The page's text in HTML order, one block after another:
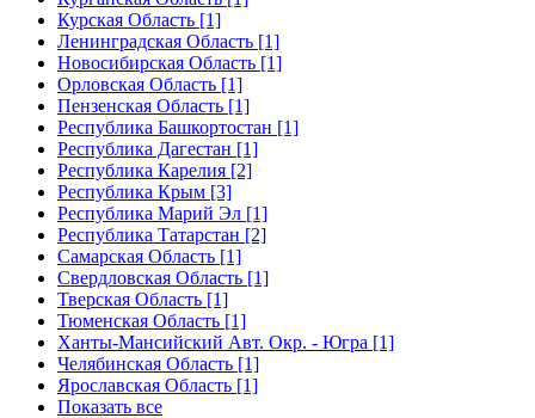
Курская Область [1]
Ленинградская Область [1]
Новосибирская Область [1]
Орловская Область [1]
Пензенская Область [1]
Республика Башкортостан [1]
Республика Дагестан [1]
Республика Карелия [2]
Республика Крым [3]
Республика Марий Эл [1]
Республика Татарстан [2]
Самарская Область [1]
Свердловская Область [1]
Тверская Область [1]
Тюменская Область [1]
Ханты-Мансийский Авт. Окр. - Югра [1]
Челябинская Область [1]
Ярославская Область [1]
Показать все